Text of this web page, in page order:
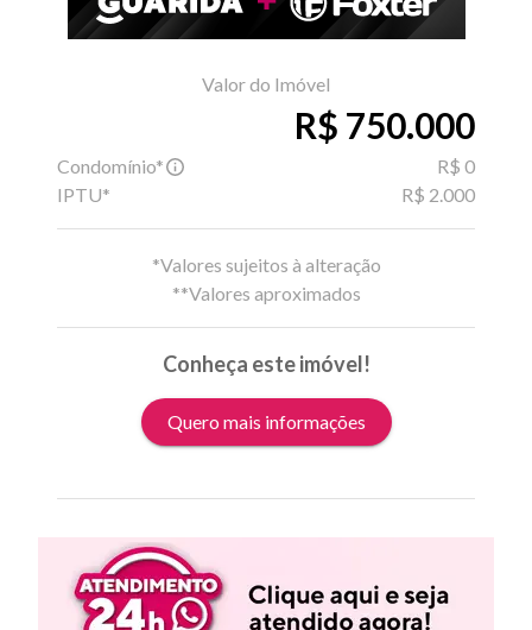
Valor do Imóvel
R$ 750.000
Condomínio*
R$ 0
IPTU*
R$ 2.000
*Valores sujeitos à alteração
**Valores aproximados
Conheça este imóvel!
Quero mais informações